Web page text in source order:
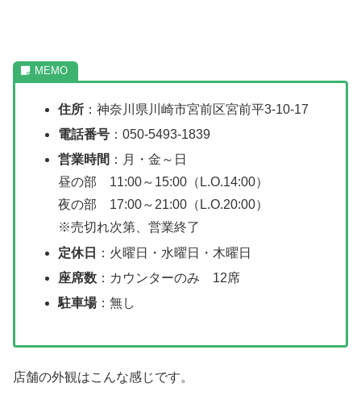
住所 ：神奈川県川崎市宮前区宮前平3-10-17
電話番号 ：050-5493-1839
営業時間 ：月・金～日
昼の部 11:00～15:00（L.O.14:00）
夜の部 17:00～21:00（L.O.20:00）
※売切れ次第、営業終了
定休日
：火曜日・水曜日・木曜日
座席数 ：カウンターのみ 12席
駐車場：無し
店舗の外観はこんな感じです。